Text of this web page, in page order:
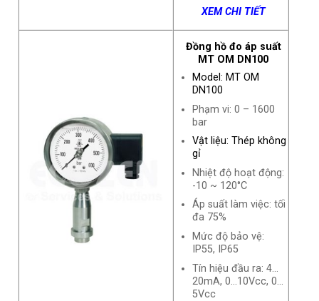
XEM CHI TIẾT
Đồng hồ đo áp suất
MT OM DN100
Model: MT OM
DN100
Phạm vi: 0 – 1600
bar
Vật liệu: Thép không
gỉ
Nhiệt độ hoạt động:
-10 ~ 120°C
Áp suất làm việc: tối
đa 75%
Mức độ bảo vệ:
IP55, IP65
Tín hiệu đầu ra: 4…
20mA, 0…10Vcc, 0…
5Vcc